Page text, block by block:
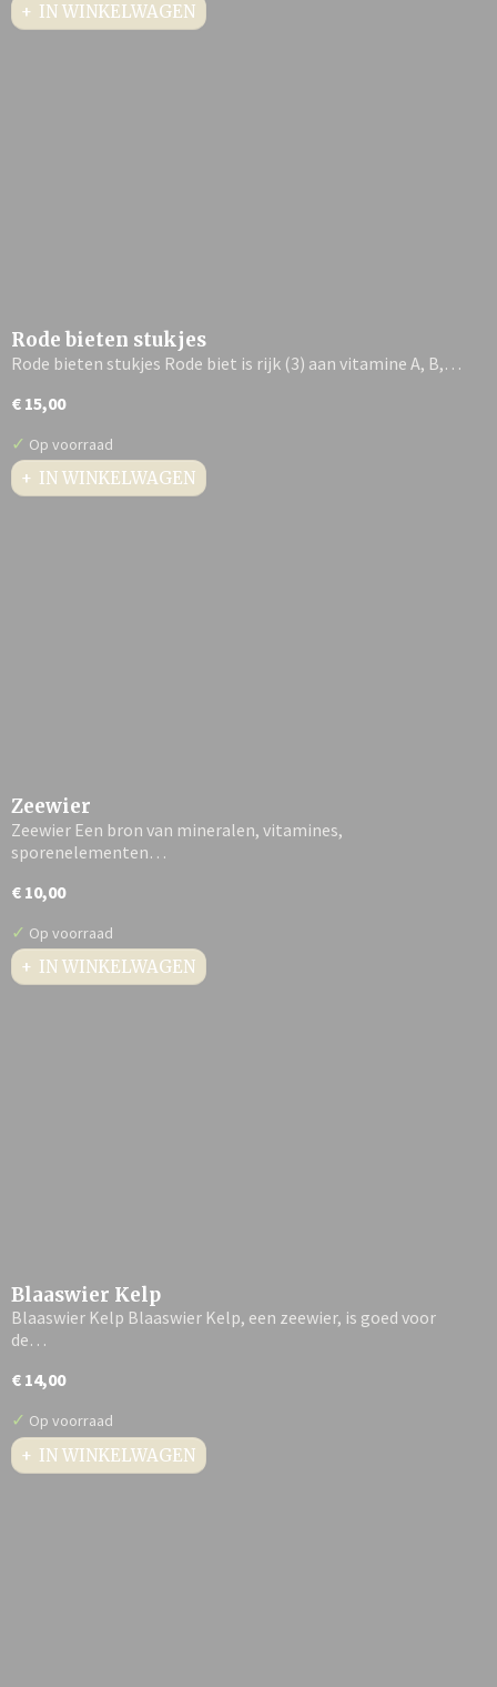
IN WINKELWAGEN
Rode bieten stukjes
Rode bieten stukjes Rode biet is rijk (3) aan vitamine A, B,…
€ 15,00
✓ Op voorraad
IN WINKELWAGEN
Zeewier
Zeewier Een bron van mineralen, vitamines,
sporenelementen…
€ 10,00
✓ Op voorraad
IN WINKELWAGEN
Blaaswier Kelp
Blaaswier Kelp Blaaswier Kelp, een zeewier, is goed voor
de…
€ 14,00
✓ Op voorraad
IN WINKELWAGEN